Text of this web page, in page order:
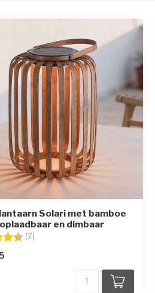
Solari met bamboe
en dimbaar
(7)